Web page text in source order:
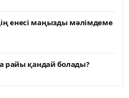
енесі маңызды мәлімдеме
райы қандай болады?